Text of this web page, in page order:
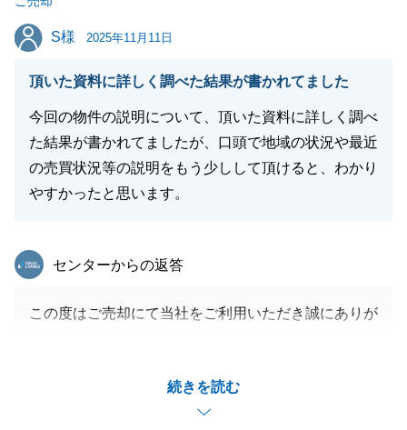
S様
S様 2025年11月11日
頂いた資料に詳しく調べた結果が書かれてました
今回の物件の説明について、頂いた資料に詳しく調べ
た結果が書かれてましたが、口頭で地域の状況や最近
の売買状況等の説明をもう少しして頂けると、わかり
やすかったと思います。
続きを読む
東急リバブル
センターからの返答
この度はご売却にて当社をご利用いただき誠にありが
が、近隣でお住まいの方がお気に召して頂いて、ご家
族で戸建を建てられるということで良い買主様が見つ